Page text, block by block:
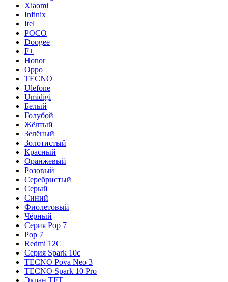
Xiaomi
Infinix
Itel
POCO
Doogee
F+
Honor
Oppo
TECNO
Ulefone
Umidigi
Белый
Голубой
Жёлтый
Зелёный
Золотистый
Красный
Оранжевый
Розовый
Серебристый
Серый
Синий
Фиолетовый
Чёрный
Серия Pop 7
Pop 7
Redmi 12C
Серия Spark 10c
TECNO Pova Neo 3
TECNO Spark 10 Pro
Экран TFT